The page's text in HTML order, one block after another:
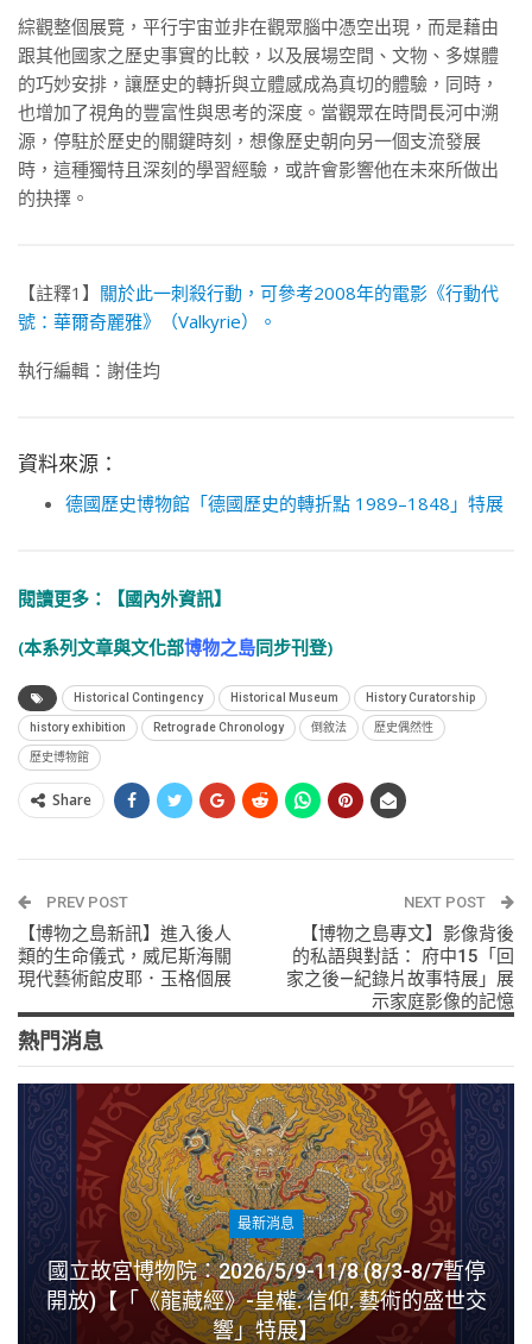
綜觀整個展覽，平行宇宙並非在觀眾腦中憑空出現，而是藉由
跟其他國家之歷史事實的比較，以及展場空間、文物、多媒體
的巧妙安排，讓歷史的轉折與立體感成為真切的體驗，同時，
也增加了視角的豐富性與思考的深度。當觀眾在時間長河中溯
源，停駐於歷史的關鍵時刻，想像歷史朝向另一個支流發展
時，這種獨特且深刻的學習經驗，或許會影響他在未來所做出
的抉擇。
【註釋1】 關於此一刺殺行動，可參考2008年的電影《行動代
號：華爾奇麗雅》（Valkyrie）。
執行編輯：謝佳均
資料來源：
德國歷史博物館「德國歷史的轉折點 1989–1848」特展
閱讀更多： 【國內外資訊】
(本系列文章與文化部博物之島同步刊登)
Historical Contingency Historical Museum History Curatorship
history exhibition Retrograde Chronology 倒敘法 歷史偶然性
歷史博物館
Share
PREV POST
【博物之島新訊】進入後人
類的生命儀式，威尼斯海關
現代藝術館皮耶．玉格個展
NEXT POST
【博物之島專文】影像背後
的私語與對話： 府中15「回
家之後—紀錄片故事特展」展
示家庭影像的記憶
熱門消息
最新消息
國立故宮博物院：2026/5/9-11/8 (8/3-8/7暫停
開放)【「《龍藏經》-皇權. 信仰. 藝術的盛世交
響」特展】